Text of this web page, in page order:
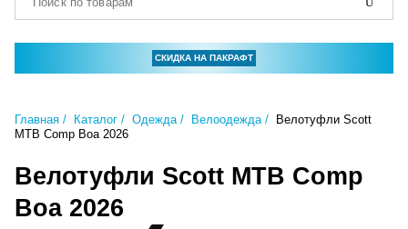
СКИДКА НА ПАКРАФТ
Главная Каталог Одежда Велоодежда
Велотуфли Scott
MTB Comp Boa 2026
Велотуфли Scott MTB Comp
Boa 2026